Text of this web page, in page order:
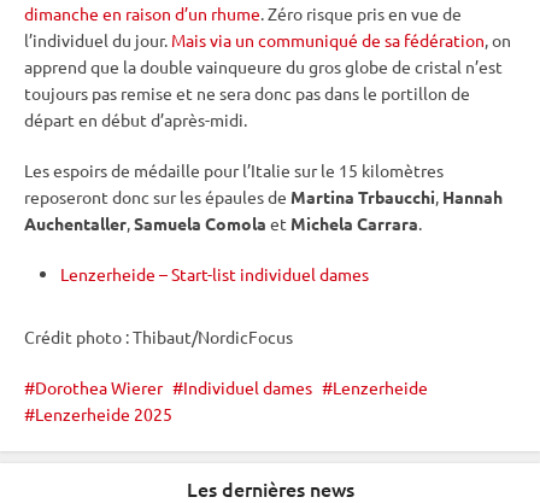
dimanche en raison d’un rhume. Zéro risque pris en vue de
l’individuel du jour. Mais via un communiqué de sa fédération, on
apprend que la double vainqueure du grosglobe de cristal n’est
toujours pas remise et ne sera donc pas dans le portillon de
départ en début d’après-midi.
Les espoirs de médaille pour l’Italie sur le 15 kilomètres
reposeront donc sur les épaules de Martina Trbaucchi, Hannah
Auchentaller,Samuela Comola et Michela Carrara.
Lenzerheide – Start-list individuel dames
Crédit photo : Thibaut/NordicFocus
Dorothea Wierer Individuel dames
Lenzerheide
Lenzerheide 2025
Les dernières news